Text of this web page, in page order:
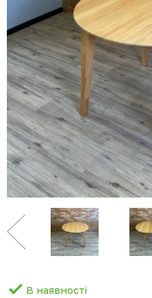
В наявності